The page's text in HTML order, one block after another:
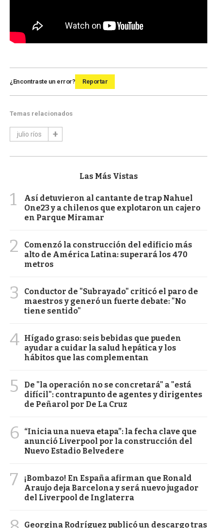
¿Encontraste un error? Reportar
Temas relacionados
julio ríos
Las Más Vistas
1
Así detuvieron al cantante de trap Nahuel
One23 y a chilenos que explotaron un cajero
en Parque Miramar
2
Comenzó la construcción del edificio más
alto de América Latina: superará los 470
metros
3
Conductor de "Subrayado" criticó el paro de
maestros y generó un fuerte debate: "No
tiene sentido"
4 Hígado graso: seis bebidas que pueden
ayudar a cuidar la salud hepática y los
hábitos que las complementan
5
De "la operación no se concretará" a "está
difícil": contrapunto de agentes y dirigentes
de Peñarol por De La Cruz
6
“Inicia una nueva etapa”: la fecha clave que
anunció Liverpool por la construcción del
Nuevo Estadio Belvedere
7
¡Bombazo! En España afirman que Ronald
Araujo deja Barcelona y será nuevo jugador
del Liverpool de Inglaterra
Georgina Rodríguez publicó un descargo tras